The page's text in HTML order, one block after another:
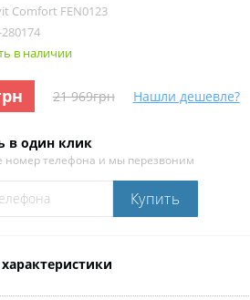
Comfort FEN0123
в наличии
21 969грн Нашли дешевле?
в один клик
номер телефона и мы перезвоним
Купить